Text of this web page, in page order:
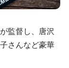
監督し、唐沢
さんなど豪華